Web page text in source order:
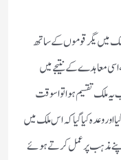
میں یگر قوموں کے ساتھ
معاہدے کے نتیجے میں
ملک تقسیم ہوا تو اسوقت
وعدہ کیا گیا کہ اس ملک میں
مذہب پر عمل کرتے ہوئے